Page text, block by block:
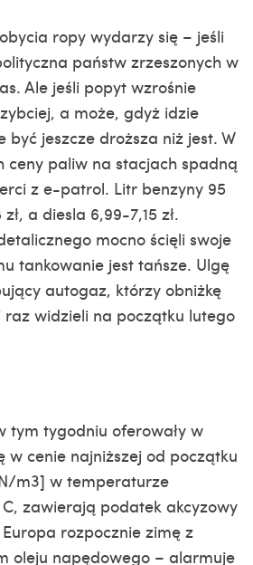
ropy wydarzy się – jeśli
państw zrzeszonych w
Ale jeśli popyt wzrośnie
a może, gdyż idzie
jeszcze droższa niż jest. W
ceny paliw na stacjach spadną
z e-patrol. Litr benzyny 95
a diesla 6,99-7,15 zł.
mocno ścięli swoje
tankowanie jest tańsze. Ulgę
autogaz, którzy obniżkę
widzieli na początku lutego
tym tygodniu oferowały w
w cenie najniższej od początku
m3] w temperaturze
zawierają podatek akcyzowy
rozpocznie zimę z
oleju napędowego – alarmuje